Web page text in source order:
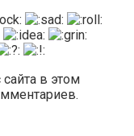
в этом